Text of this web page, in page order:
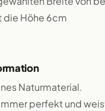
Höhe 6cm
Naturmaterial.
perfekt und